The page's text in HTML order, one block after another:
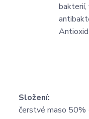
bakterií,
Složení:
čerstvé maso 50%